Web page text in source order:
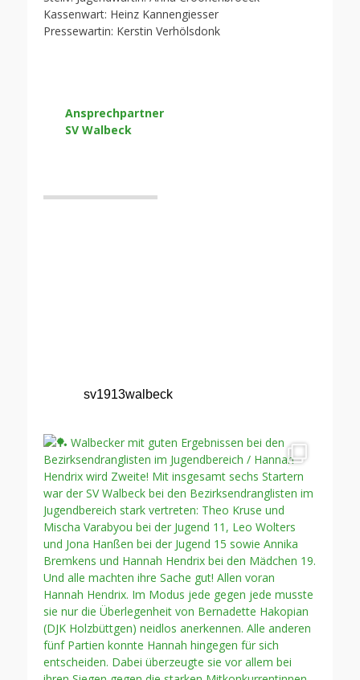
Kassenwart: Heinz Kannengiesser
Pressewartin: Kerstin Verhölsdonk
Ansprechpartner
SV Walbeck
sv1913walbeck